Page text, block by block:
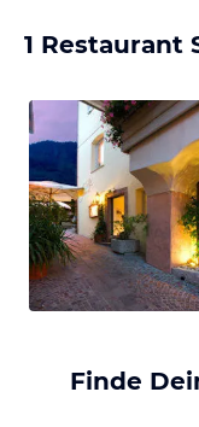
1 Restaurant
Finde